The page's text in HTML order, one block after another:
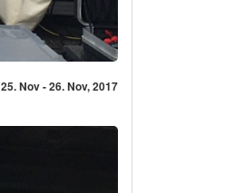
25. Nov - 26. Nov, 2017